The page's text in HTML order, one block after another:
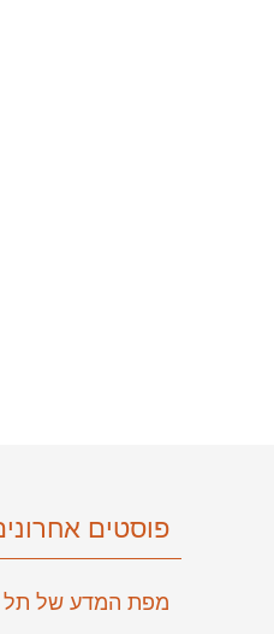
פוסטים
מפת המדע של תל